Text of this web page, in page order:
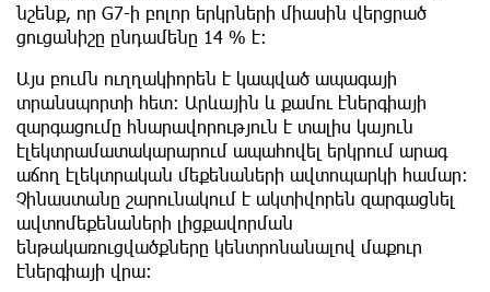
նշենք, որ G7-ի բոլոր երկրների միասին վերցրած
ցուցանիշը ընդամենը 14 % է:
Այս բումն ուղղակիորեն է կապված ապագայի
տրանսպորտի հետ: Արևային և քամու էներգիայի
զարգացումը հնարավորություն է տալիս կայուն
էլեկտրամատակարարում ապահովել երկրում արագ
աճող էլեկտրական մեքենաների ավտոպարկի համար։
Չինաստանը շարունակում է ակտիվորեն զարգացնել
ավտոմեքենաների լիցքավորման
ենթակառուցվածքները կենտրոնանալով մաքուր
էներգիայի վրա։